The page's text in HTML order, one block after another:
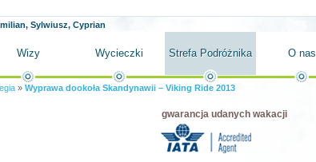
Sylwiusz, Cyprian
Wizy Wycieczki Strefa Podróżnika O nas
» Wyprawa dookoła Skandynawii – Viking Ride 2013
gwarancja udanych wakacji